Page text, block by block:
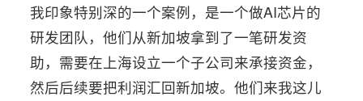
我印象特别深的一个案例，是一个做AI芯片的
研发团队，他们从新加坡拿到了一笔研发资
助，需要在上海设立一个子公司来承接资金，
然后后续要把利润汇回新加坡。他们来我这儿